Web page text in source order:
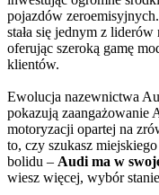
pojazdów
stała się jednym z
oferując szeroką gamę
klientów.
Ewolucja nazewnictwa
pokazują zaangażowanie
motoryzacji opartej na
to, czy szukasz
bolidu – Audi ma w
wiesz więcej, wybór